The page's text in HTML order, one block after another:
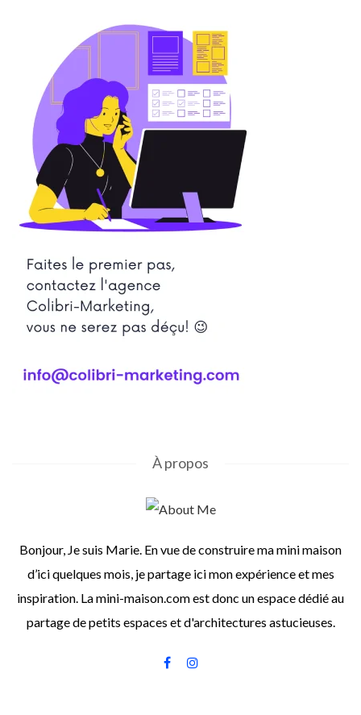
À propos
Bonjour, Je suis Marie. En vue de construire ma mini maison
d’ici quelques mois, je partage ici mon expérience et mes
inspiration. La mini-maison.com est donc un espace dédié au
partage de petits espaces et d'architectures astucieuses.